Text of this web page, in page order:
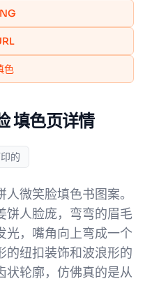
色
填色页详情
的
微笑脸填色书图案。
饼人脸庞，弯弯的眉毛
光，嘴角向上弯成一个
的纽扣装饰和波浪形的
状轮廓，仿佛真的是从